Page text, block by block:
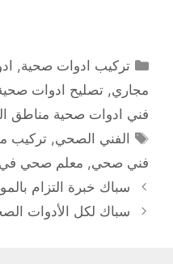
التصنيفات
تركيب ادوات صحية,
مجاري, تصليح ادوات
فني ادوات صحية مناطق
الوسوم
الفني الصحي,تركيب
فني صحي, معلم صحي في
سباك خبرة التزام
سباك لكل الأدوات